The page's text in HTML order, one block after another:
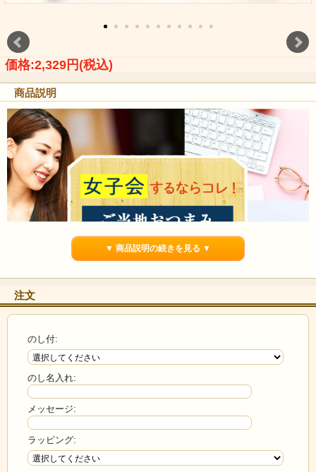
価格:2,329円(税込)
商品説明
▼ 商品説明の続きを見る ▼
注文
のし付:
のし名入れ:
メッセージ:
ラッピング: